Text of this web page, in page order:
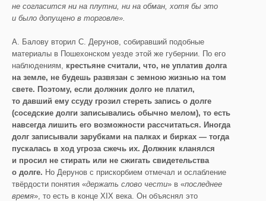
не согласится ни на плутни, ни на обман, хотя бы это
и было допущено в торговле».
А. Балову вторил С. Дерунов, собиравший подобные
материалы в Пошехонском уезде этой же губернии. По его
наблюдениям, крестьяне считали, что, не уплатив долга
на земле, не будешь развязан с земною жизнью на том
свете. Поэтому, если должник долго не платил,
то давший ему ссуду грозил стереть запись о долге
(соседские долги записывались обычно мелом), то есть
навсегда лишить его возможности рассчитаться. Иногда
долг записывали зарубками на палках и бирках — тогда
пускалась в ход угроза сжечь их. Должник кланялся
и просил не стирать или не сжигать свидетельства
о долге. Но Дерунов с прискорбием отмечал и ослабление
твёрдости понятия «держать слово чести» в «последнее
время», то есть в конце XIX века. Он объяснял это